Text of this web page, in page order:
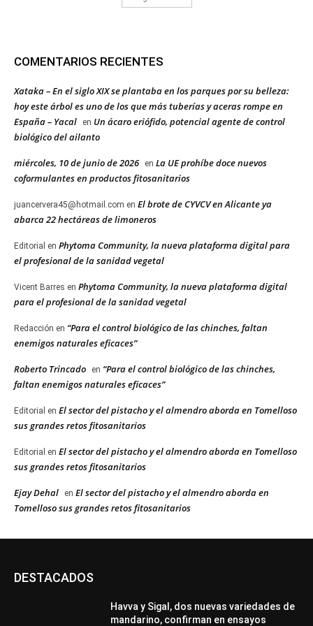
COMENTARIOS RECIENTES
Xataka – En el siglo XIX se plantaba en los parques por su belleza:
hoy este árbol es uno de los que más tuberías y aceras rompe en
España – Yacal
en Un ácaro eriófido, potencial agente de control
biológico del ailanto
miércoles, 10 de junio de 2026 en La UE prohíbe doce nuevos
coformulantes en productos fitosanitarios
juancervera45@hotmail.com en El brote de CYVCV en Alicante ya
abarca 22 hectáreas de limoneros
Editorial en Phytoma Community, la nueva plataforma digital para
el profesional de la sanidad vegetal
Vicent Barres en Phytoma Community, la nueva plataforma digital
para el profesional de la sanidad vegetal
Redacción en “Para el control biológico de las chinches, faltan
enemigos naturales eficaces”
Roberto Trincado en “Para el control biológico de las chinches,
faltan enemigos naturales eficaces”
Editorial en El sector del pistacho y el almendro aborda en Tomelloso
sus grandes retos fitosanitarios
Editorial en El sector del pistacho y el almendro aborda en Tomelloso
sus grandes retos fitosanitarios
Ejay Dehal en El sector del pistacho y el almendro aborda en
Tomelloso sus grandes retos fitosanitarios
DESTACADOS
Havva y Sigal, dos nuevas variedades de
mandarino, confirman en ensayos